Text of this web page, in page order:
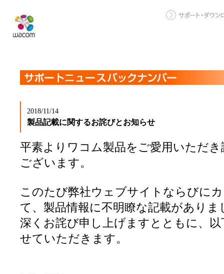
2018/11/14
製品記載に関するお詫びとお知らせ
平素よりワコム製品をご愛用いただ
ございます。
このたび弊社ウェブサイトならびに
て、製品情報に不明瞭な記載がありま
深くお詫び申し上げますとともに、
せていただきます。